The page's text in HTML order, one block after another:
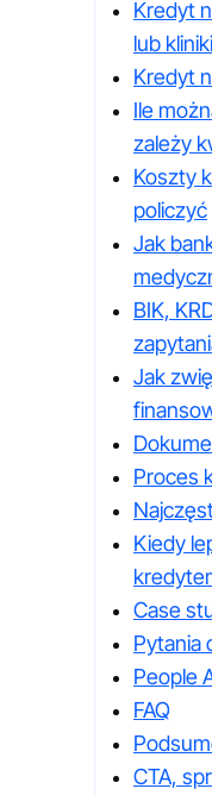
Kredyt
lub kliniki
Kredyt
Ile
zależy
Koszty
policzyć
Jak
BIK,
Jak
Proces
Kiedy
Case
Pytania
People
FAQ
CTA,